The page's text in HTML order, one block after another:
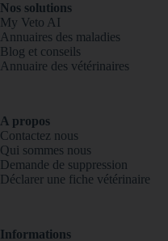
Nos solutions
My Veto AI
Annuaires des maladies
Blog et conseils
Annuaire des vétérinaires
A propos
Contactez nous
Qui sommes nous
Demande de suppression
Déclarer une fiche vétérinaire
Informations